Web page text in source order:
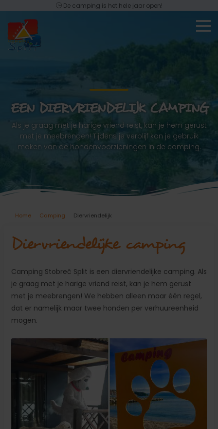
De camping is het hele jaar open!
EEN DIERVRIENDELIJK CAMPING
Als je graag met je harige vriend reist, kan je hem gerust
met je meebrengen! Tijdens je verblijf kan je gebruik
maken van de hondenvoorzieningen in de camping.
Home Camping Diervriendelijk
Diervriendelijke camping
Camping Stobreč Split is een diervriendelijke camping. Als
je graag met je harige vriend reist, kan je hem gerust
met je meebrengen! We hebben alleen maar één regel,
dat er namelijk maar twee honden per verhuureenheid
mogen.